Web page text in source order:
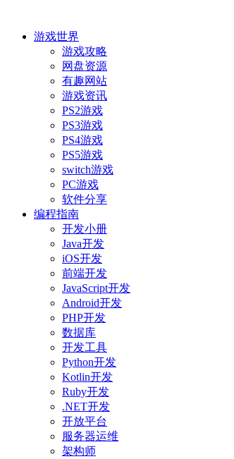
游戏世界
游戏攻略
网盘资源
有趣网站
游戏资讯
PS2游戏
PS3游戏
PS4游戏
PS5游戏
switch游戏
PC游戏
软件分享
编程指南
开发小册
Java开发
iOS开发
前端开发
JavaScript开发
Android开发
PHP开发
数据库
开发工具
Python开发
Kotlin开发
Ruby开发
.NET开发
开放平台
服务器运维
架构师